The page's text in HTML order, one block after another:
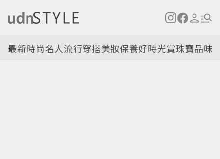
最新時尚名人流行穿搭美妝保養好時光賞珠寶品味